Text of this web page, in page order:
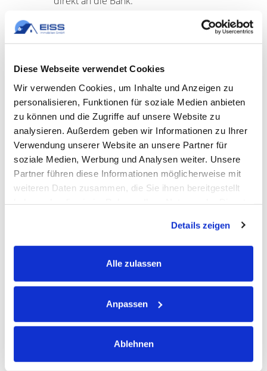
Diese Webseite verwendet Cookies
Wir verwenden Cookies, um Inhalte und Anzeigen zu
personalisieren, Funktionen für soziale Medien anbieten
zu können und die Zugriffe auf unsere Website zu
analysieren. Außerdem geben wir Informationen zu Ihrer
Verwendung unserer Website an unsere Partner für
soziale Medien, Werbung und Analysen weiter. Unsere
Partner führen diese Informationen möglicherweise mit
weiteren Daten zusammen, die Sie ihnen bereitgestellt
Details zeigen
Alle zulassen
Anpassen
Ablehnen
Welche Unterlagen brauche ich
üblichen Verkaufsunterlagen bereithalten.
Wichtige Detailfragen beim
Hausverkauf trotz Kredit
Wenn Sie Ihr Haus verkaufen möchten und noch ein Kredit
läuft, tauchen meist ähnliche Detailfragen auf. Besonders
Ebenfalls wichtig ist die Frage, wie die
Verkauf geregelt wird und ob eine Löschung oder
Ablösung notwendig ist.
höher als der Kaufpreis ist und wie
man diese Situation in der Praxis lösen kann. Damit der